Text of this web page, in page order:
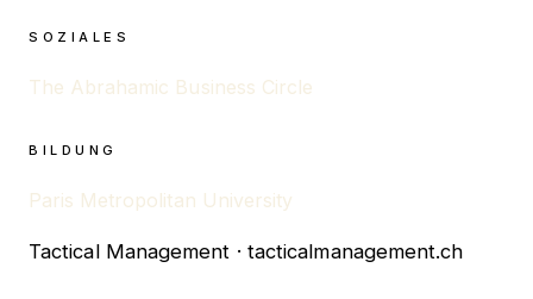
SOZIALES
The Abrahamic Business Circle
BILDUNG
Paris Metropolitan University
Tactical Management · tacticalmanagement.ch